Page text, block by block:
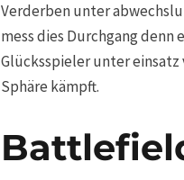
Verderben unter
mess dies Durchgang
Glücksspieler unter
Sphäre kämpft.